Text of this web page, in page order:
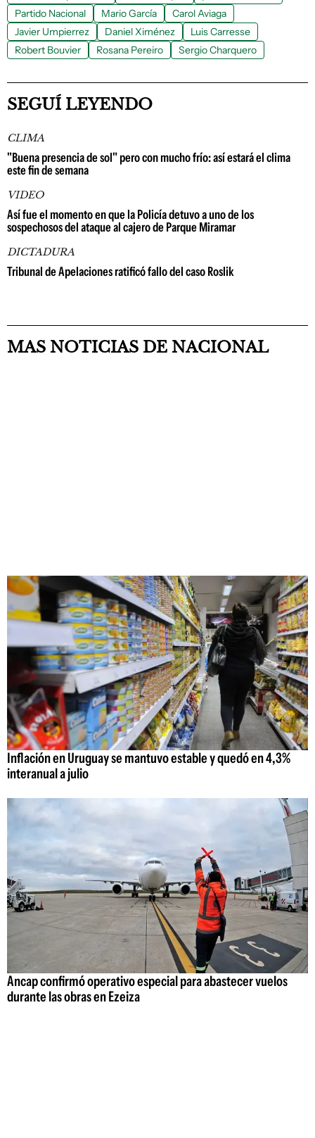
Partido Nacional
Mario García
Carol Aviaga
Javier Umpierrez
Daniel Ximénez
Luis Carresse
Robert Bouvier
Rosana Pereiro Sergio Charquero
SEGUÍ LEYENDO
CLIMA
"Buena presencia de sol" pero con mucho frío: así estará el clima
este fin de semana
VIDEO
Así fue el momento en que la Policía detuvo a uno de los
sospechosos del ataque al cajero de Parque Miramar
DICTADURA
Tribunal de Apelaciones ratificó fallo del caso Roslik
MAS NOTICIAS DE NACIONAL
Inflación en Uruguay se mantuvo estable y quedó en 4,3%
interanual a julio
Ancap confirmó operativo especial para abastecer vuelos
durante las obras en Ezeiza